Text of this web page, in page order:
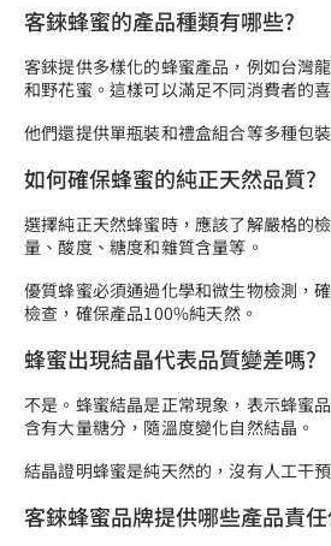
客錸蜂蜜的產品種類有哪些?
客錸提供多樣化的蜂蜜產品，例如台灣
和野花蜜。這樣可以滿足不同消費者的
他們還提供單瓶裝和禮盒組合等多種包
如何確保蜂蜜的純正天然品質?
選擇純正天然蜂蜜時，應該了解嚴格的
量、酸度、糖度和雜質含量等。
優質蜂蜜必須通過化學和微生物檢測，
檢查，確保產品100%純天然。
蜂蜜出現結晶代表品質變差嗎?
不是。蜂蜜結晶是正常現象，表示蜂蜜
含有大量糖分，隨溫度變化自然結晶。
結晶證明蜂蜜是純天然的，沒有人工干
客錸蜂蜜品牌提供哪些產品責